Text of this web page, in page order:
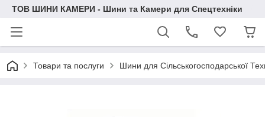
ТОВ ШИНИ КАМЕРИ - Шини та Камери для Спецтехніки
Товари та послуги Шини для Сільськогосподарської